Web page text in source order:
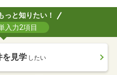
っと知りたい！
入力2項目
を見学 したい